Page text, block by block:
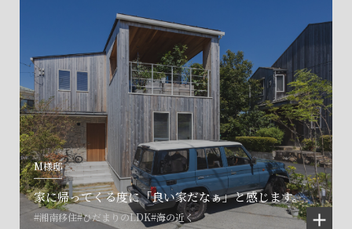
M様邸
家に帰ってくる度に「良い家だなぁ」と感じます。
#湘南移住#ひだまりのLDK#海の近く